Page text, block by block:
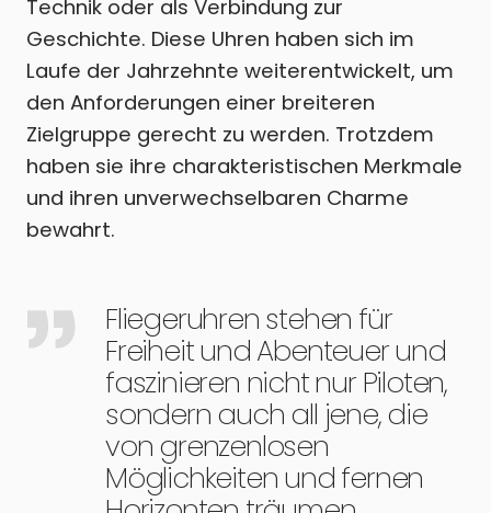
Technik oder als Verbindung zur
Geschichte. Diese Uhren haben sich im
Laufe der Jahrzehnte weiterentwickelt, um
den Anforderungen einer breiteren
Zielgruppe gerecht zu werden. Trotzdem
haben sie ihre charakteristischen Merkmale
und ihren unverwechselbaren Charme
bewahrt.
Fliegeruhren stehen für
Freiheit und Abenteuer und
faszinieren nicht nur Piloten,
sondern auch all jene, die
von grenzenlosen
Möglichkeiten und fernen